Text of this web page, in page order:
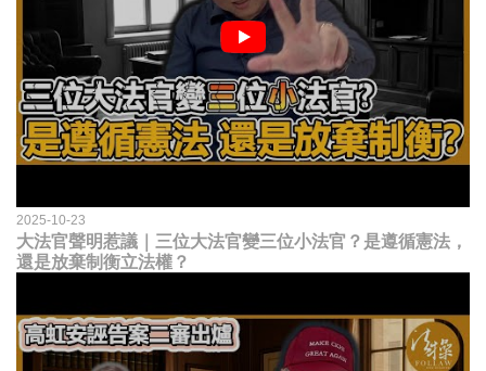
2025-10-23
大法官聲明惹議｜三位大法官變三位小法官？是遵循憲法，
還是放棄制衡立法權？